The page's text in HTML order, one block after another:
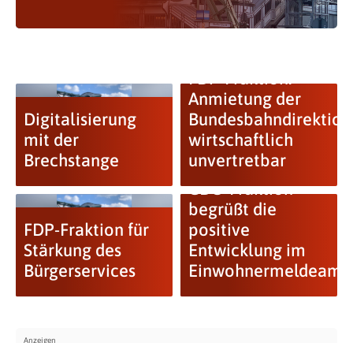
Digitalisierung
mit der
Brechstange
Anmietung der
Bundesbahndirektion
wirtschaftlich
unvertretbar
FDP-Fraktion für
Stärkung des
Bürgerservices
CDU-Fraktion
begrüßt die
positive
Entwicklung im
Einwohnermeldeamt